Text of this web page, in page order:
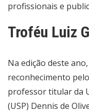
profissionais e
Troféu Luiz
Na edição deste
reconhecimento
professor titular da
(USP) Dennis de